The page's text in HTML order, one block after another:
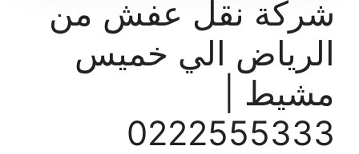
شركة نقل عفش من
الرياض الي خميس
مشيط |
0222555333